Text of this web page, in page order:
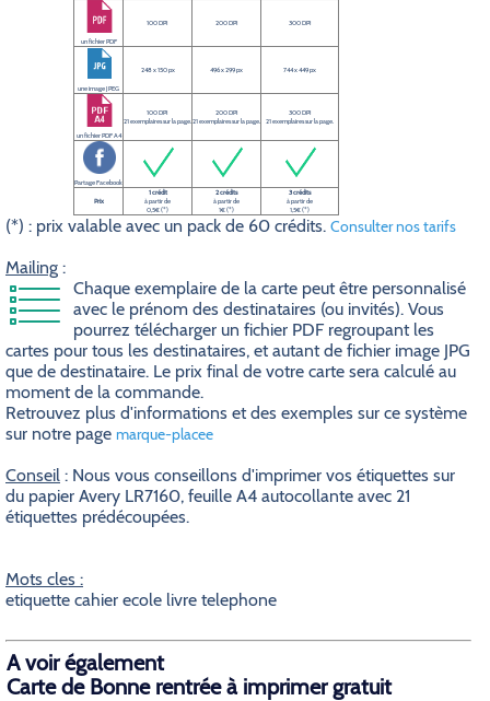
un fichier PDF
100 DPI 200 DPI 300 DPI
une image JPEG
248 x 150 px 496 x 299 px 744 x 449 px
un fichier PDF A4
100 DPI
21 exemplaires sur la page.
200 DPI
21 exemplaires sur la page.
300 DPI
21 exemplaires sur la page.
Partage Facebook
Prix
1 crédit
à partir de
0,5€ (*)
2 crédits
à partir de
1€ (*)
3 crédits
à partir de
1,5€ (*)
(*) : prix valable avec un pack de 60 crédits. Consulter nos tarifs
Mailing :
Chaque exemplaire de la carte peut être personnalisé
avec le prénom des destinataires (ou invités). Vous
pourrez télécharger un fichier PDF regroupant les
cartes pour tous les destinataires, et autant de fichier image JPG
que de destinataire. Le prix final de votre carte sera calculé au
moment de la commande.
Retrouvez plus d'informations et des exemples sur ce système
sur notre page marque-placee
Conseil : Nous vous conseillons d'imprimer vos étiquettes sur
du papier Avery LR7160, feuille A4 autocollante avec 21
étiquettes prédécoupées.
Mots cles :
etiquette cahier ecole livre telephone
A voir également
Carte de Bonne rentrée à imprimer gratuit